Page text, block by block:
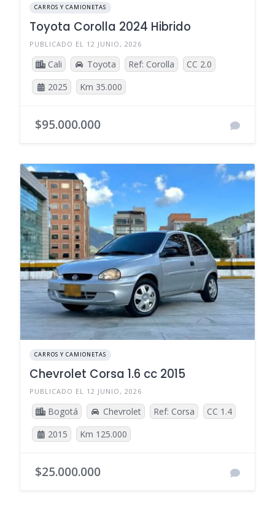
CARROS Y CAMIONETAS
Toyota Corolla 2024 Hibrido
PUBLICADO EL 12 JUNIO, 2026
Cali Toyota Ref: Corolla
CC 2.0
2025
Km 35.000
$95.000.000
CARROS Y CAMIONETAS
Chevrolet Corsa 1.6 cc 2015
PUBLICADO EL 12 JUNIO, 2026
Bogotá Chevrolet Ref: Corsa
CC 1.4
2015
Km 125.000
$25.000.000